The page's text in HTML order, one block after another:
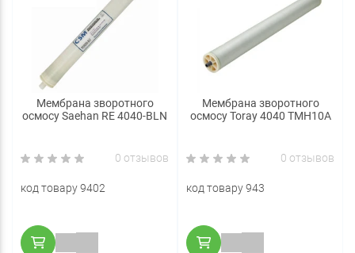
Мембрана зворотного
осмосу Saehan RE 4040-BLN
0 отзывов
код товару 9402
Мембрана зворотного
осмосу Toray 4040 TMH10A
0 отзывов
код товару 943